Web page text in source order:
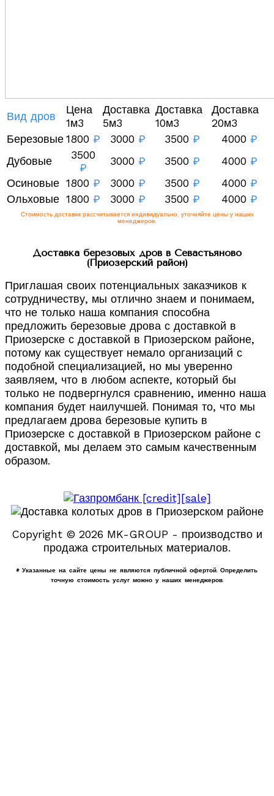
Вид дров
Цена
1м3
Доставка
5м3
Доставка
10м3
Доставка
20м3
Березовые1800 ₽ 3000 ₽ 3500 ₽ 4000 ₽
Дубовые
3500
₽
3000 ₽ 3500 ₽ 4000 ₽
Осиновые 1800 ₽ 3000 ₽ 3500 ₽ 4000 ₽
Ольховые 1800 ₽ 3000 ₽ 3500 ₽ 4000 ₽
Стоимость доставки рассчитывается индивидуально, уточняйте цены у наших
менеджеров.
Доставка березовых дров в Севастьяново
(Приозерский район)
Приглашая своих потенциальных заказчиков к
сотрудничеству, мы отлично знаем и понимаем,
что не только наша компания способна
предложить березовые дрова с доставкой в
Приозерске с доставкой в Приозерском районе,
потому как существует немало организаций с
подобной специализацией, но мы уверенно
заявляем, что в любом аспекте, который бы
только не подвергнулся сравнению, именно наша
компания будет наилучшей. Понимая то, что мы
предлагаем дрова березовые купить в
Приозерске с доставкой в Приозерском районе с
доставкой, мы делаем это самым качественным
образом.
Copyright © 2026 MK-GROUP - производство и
продажа строительных материалов.
* Указанные на сайте цены не являются публичной офертой. Определить
точную стоимость услуг можно у наших менеджеров.